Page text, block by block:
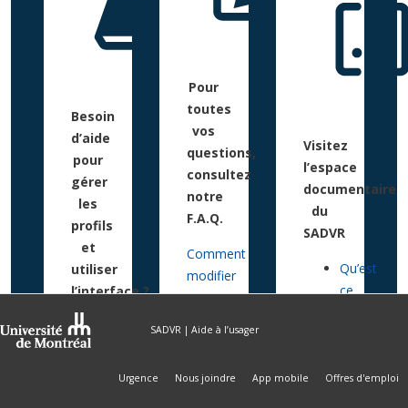
Besoin
d’aide
pour
gérer
les
profils
et
utiliser
l’interface ?
Parcourez
les
Pour
toutes
vos
questions,
consultez
notre
F.A.Q.
Comment
modifier
un
sont
Visitez
l’espace
documentaire
du
SADVR
Qu’est
ce
?
SADVR | Aide à l’usager
Urgence Nous joindre App mobile Offres d'emploi